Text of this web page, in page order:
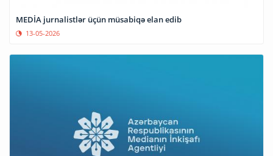
MEDİA jurnalistlər üçün müsabiqə elan edib
13-05-2026